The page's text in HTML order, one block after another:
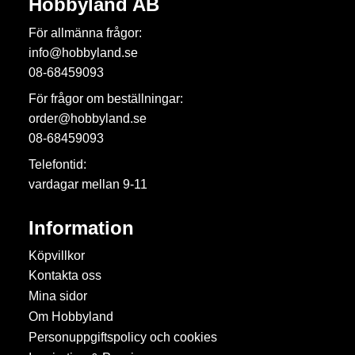
Hobbyland AB
För allmänna frågor:
info@hobbyland.se
08-68459093
För frågor om beställningar:
order@hobbyland.se
08-68459093
Telefontid:
vardagar mellan 9-11
Information
Köpvillkor
Kontakta oss
Mina sidor
Om Hobbyland
Personuppgiftspolicy och cookies